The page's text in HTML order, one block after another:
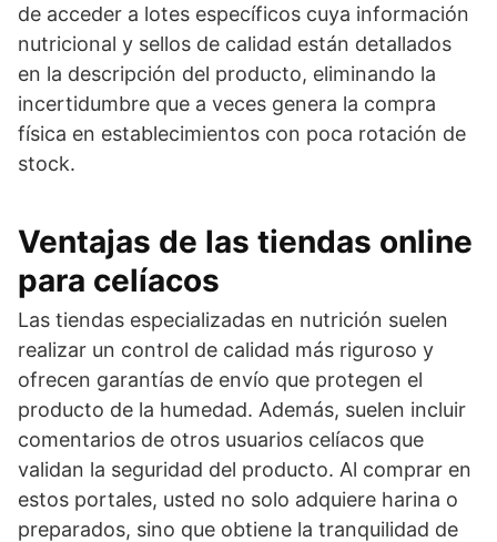
de acceder a lotes específicos cuya información
nutricional y sellos de calidad están detallados
en la descripción del producto, eliminando la
incertidumbre que a veces genera la compra
física en establecimientos con poca rotación de
stock.
Ventajas de las tiendas online
para celíacos
Las tiendas especializadas en nutrición suelen
realizar un control de calidad más riguroso y
ofrecen garantías de envío que protegen el
producto de la humedad. Además, suelen incluir
comentarios de otros usuarios celíacos que
validan la seguridad del producto. Al comprar en
estos portales, usted no solo adquiere harina o
preparados, sino que obtiene la tranquilidad de